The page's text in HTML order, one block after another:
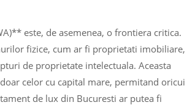
este, de asemenea, o frontiera critica.
fizice, cum ar fi proprietati imobiliare,
de proprietate intelectuala. Aceasta
celor cu capital mare, permitand oricui
de lux din Bucuresti ar putea fi